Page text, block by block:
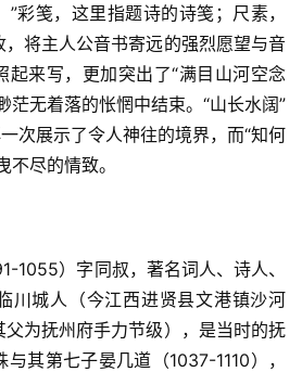
彩笺，这里指题诗的诗笺；尺素，
将主人公音书寄远的强烈愿望与音
起来写，更加突出了“满目山河空念
茫无着落的怅惘中结束。“山长水阔”
次展示了令人神往的境界，而“知何
不尽的情致。
1055）字同叔，著名词人、诗人、
川城人（今江西进贤县文港镇沙河
父为抚州府手力节级），是当时的抚
其第七子晏几道（1037-1110），